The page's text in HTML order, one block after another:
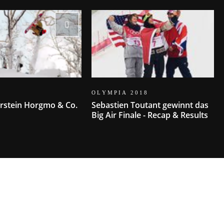
Horgmo & Co.
OLYMPIA 2018
Sebastien Toutant gewinnt das
Big Air Finale - Recap & Results